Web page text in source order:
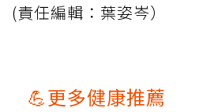
(責任編輯：葉姿岑）
💪更多健康推薦